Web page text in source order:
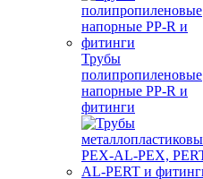
Трубы
полипропиленовые
напорные PP-R и
фитинги